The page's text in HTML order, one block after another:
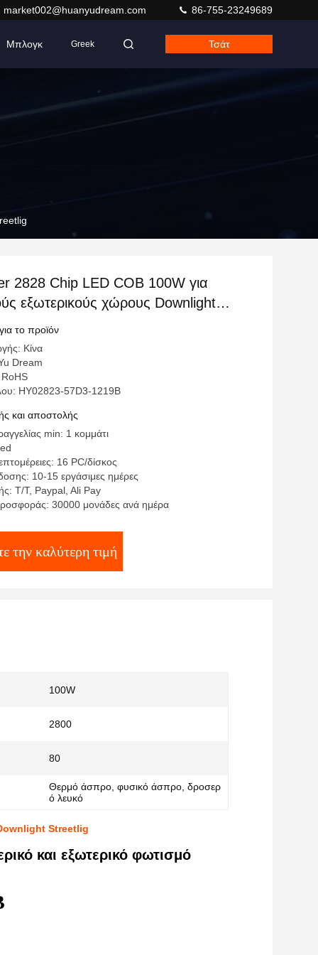
market002@huanyudream.com 86-755-23249689
Μπλογκ Greek Τσάτ
2828 Chip LED COB 100W για
εξωτερικούς χώρους Downlight
το προϊόν
Κίνα
Dream
HY02823-57D3-1219B
και αποστολής
min: 1 κομμάτι
16 PC/δίσκος
10-15 εργάσιμες ημέρες
T/T, Paypal, Ali Pay
30000 μονάδες ανά ημέρα
την καλύτερη τιμή
100W
2800
80
Θερμό άσπρο, φυσικό άσπρο, δροσερ
ό λευκό
Streetlig
και εξωτερικό φωτισμό